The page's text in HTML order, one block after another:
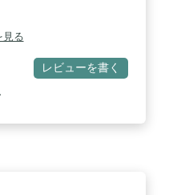
見る
レビューを書く